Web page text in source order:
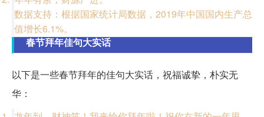
数据支持：根据国家统计局数据，2019年中国国内生产总
值增长6.1%。
春节拜年佳句大实话
以下是一些春节拜年的佳句大实话，祝福诚挚，朴实无
华：